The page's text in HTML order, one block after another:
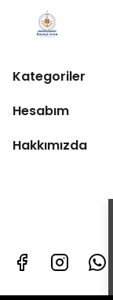
Kategoriler
Hesabım
Hakkımızda